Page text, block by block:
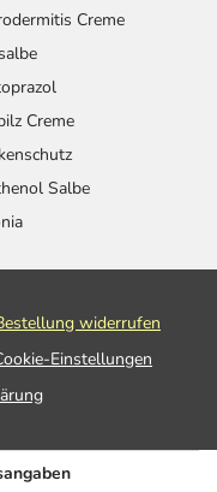
Creme
Creme
Salbe
widerrufen
Einstellungen